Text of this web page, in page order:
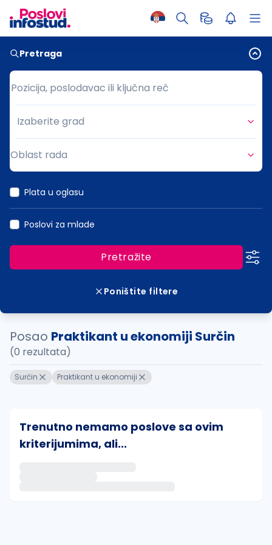
Pretraga
Pozicija, poslodavac ili ključna reč
Pozicija, poslodavac ili ključna reč
Grad
Izaberite grad
Oblast rada
Plata u oglasu
Poslovi za mlade
Pretražite
Poništite filtere
Posao Praktikant u ekonomiji Surčin
(0 rezultata)
Surčin Praktikant u ekonomiji
Trenutno nemamo poslove sa ovim
kriterijumima, ali...